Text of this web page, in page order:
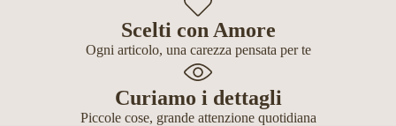
Scelti con Amore
Ogni articolo, una carezza pensata per te
Curiamo i dettagli
Piccole cose, grande attenzione quotidiana